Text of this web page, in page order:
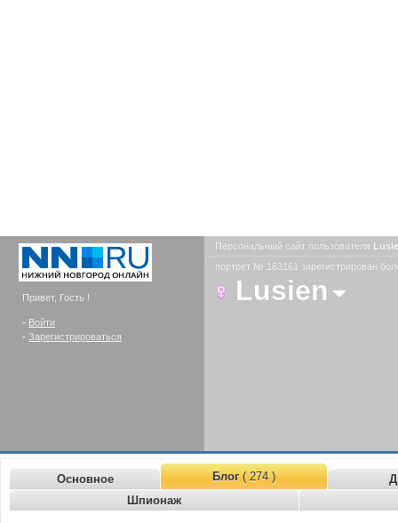
Привет, Гость !
- Войти
- Зарегистрироваться
Персональный сайт пользователя
портрет № 163161 зарегистрирован
Lusien
Основное Блог( 274 )
Шпионаж